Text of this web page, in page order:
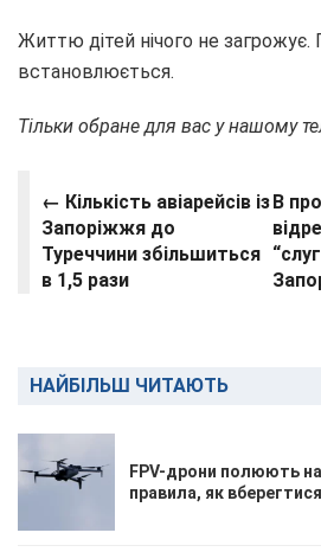
Життю дітей нічого не
встановлюється.
Тільки обране для вас у нашому
← Кількість авіарейсів із
Запоріжжя до
Туреччини збільшиться
в 1,5 рази
В
НАЙБІЛЬШ ЧИТАЮТЬ
FPV-дрони полюють на
правила, як вберегтися